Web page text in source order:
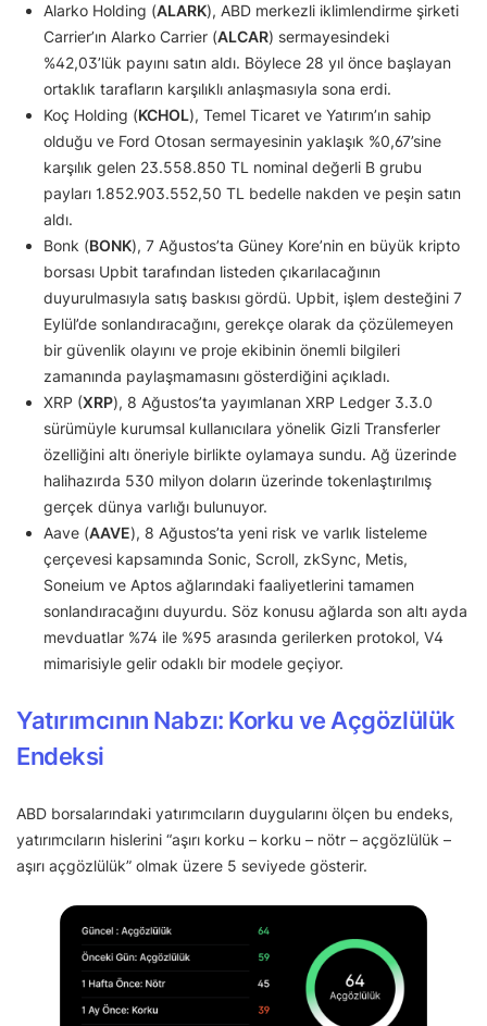
Alarko Holding (ALARK), ABD merkezli iklimlendirme şirketi
Carrier’ın Alarko Carrier (ALCAR) sermayesindeki
%42,03’lük payını satın aldı. Böylece 28 yıl önce başlayan
ortaklık tarafların karşılıklı anlaşmasıyla sona erdi.
Koç Holding (KCHOL), Temel Ticaret ve Yatırım’ın sahip
olduğu ve Ford Otosan sermayesinin yaklaşık %0,67’sine
karşılık gelen 23.558.850 TL nominal değerli B grubu
payları 1.852.903.552,50 TL bedelle nakden ve peşin satın
aldı.
Bonk (BONK), 7 Ağustos’ta Güney Kore’nin en büyük kripto
borsası Upbit tarafından listeden çıkarılacağının
duyurulmasıyla satış baskısı gördü. Upbit, işlem desteğini 7
Eylül’de sonlandıracağını, gerekçe olarak da çözülemeyen
bir güvenlik olayını ve proje ekibinin önemli bilgileri
zamanında paylaşmamasını gösterdiğini açıkladı.
XRP (XRP), 8 Ağustos’ta yayımlanan XRP Ledger 3.3.0
sürümüyle kurumsal kullanıcılara yönelik Gizli Transferler
özelliğini altı öneriyle birlikte oylamaya sundu. Ağ üzerinde
halihazırda 530 milyon doların üzerinde tokenlaştırılmış
gerçek dünya varlığı bulunuyor.
Aave (AAVE), 8 Ağustos’ta yeni risk ve varlık listeleme
çerçevesi kapsamında Sonic, Scroll, zkSync, Metis,
Soneium ve Aptos ağlarındaki faaliyetlerini tamamen
sonlandıracağını duyurdu. Söz konusu ağlarda son altı ayda
mevduatlar %74 ile %95 arasında gerilerken protokol, V4
mimarisiyle gelir odaklı bir modele geçiyor.
Yatırımcının Nabzı: Korku ve Açgözlülük
Endeksi
ABD borsalarındaki yatırımcıların duygularını ölçen bu endeks,
yatırımcıların hislerini “aşırı korku – korku – nötr – açgözlülük –
aşırı açgözlülük” olmak üzere 5 seviyede gösterir.